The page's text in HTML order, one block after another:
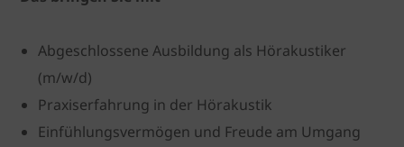
Abgeschlossene Ausbildung als Hörakustiker
(m/w/d)
Praxiserfahrung in der Hörakustik
Einfühlungsvermögen und Freude am Umgang